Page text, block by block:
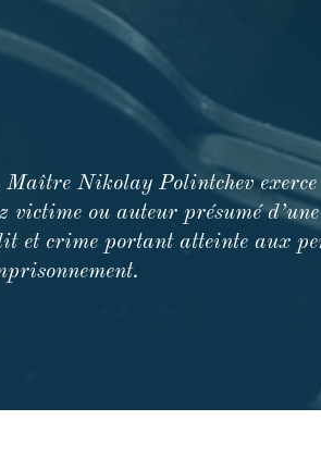
Maître Nikolay Polintchev
victime ou auteur présumé
et crime portant atteinte aux